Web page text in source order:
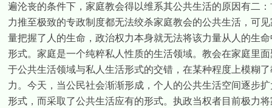
遍沦丧的条件下，家庭教会得以维系其公共生活的原因有二
力推至极致的专政制度都无法绞杀家庭教会的公共生活，可
量把握了人的生命，政治权力本身就无法将该力量从人的生
形式。家庭是一个纯粹私人性质的生活领域。教会在家庭里
于公共生活领域与私人生活形式的交错，在某种程度上模糊
力。今天，当公民社会渐渐形成，个人的公共生活空间逐步
形式，而采取了公共生活应有的形式。执政当权者目前极力